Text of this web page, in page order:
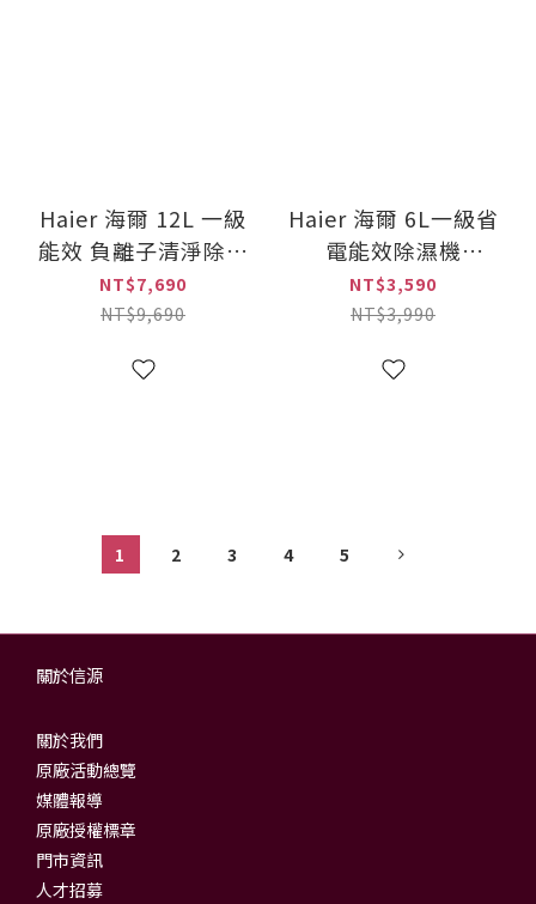
Haier 海爾 12L 一級
能效 負離子清淨除濕
機(H12WN)
NT$7,690
NT$9,690
Haier 海爾 6L一級省
電能效除濕機
(H06EA1)
NT$3,590
NT$3,990
1 2 3 4 5
關於信源
關於我們
原廠活動總覽
媒體報導
原廠授權標章
門市資訊
人才招募